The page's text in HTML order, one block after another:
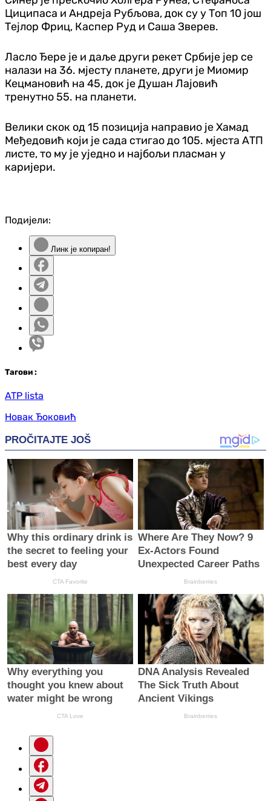
Циципаса и Андреја Рубљова, док су у Топ 10 још
Тејлор Фриц, Каспер Руд и Саша Зверев.
Ласло Ђере је и даље други рекет Србије јер се
налази на 36. мјесту планете, други је Миомир
Кецмановић на 45, док је Душан Лајовић
тренутно 55. на планети.
Велики скок од 15 позиција направио је Хамад
Међедовић који је сада стигао до 105. мјеста АТП
листе, то му је уједно и најбољи пласман у
каријери.
Подијели:
Линк је копиран!
Тагови :
ATP lista
Новак Ђоковић